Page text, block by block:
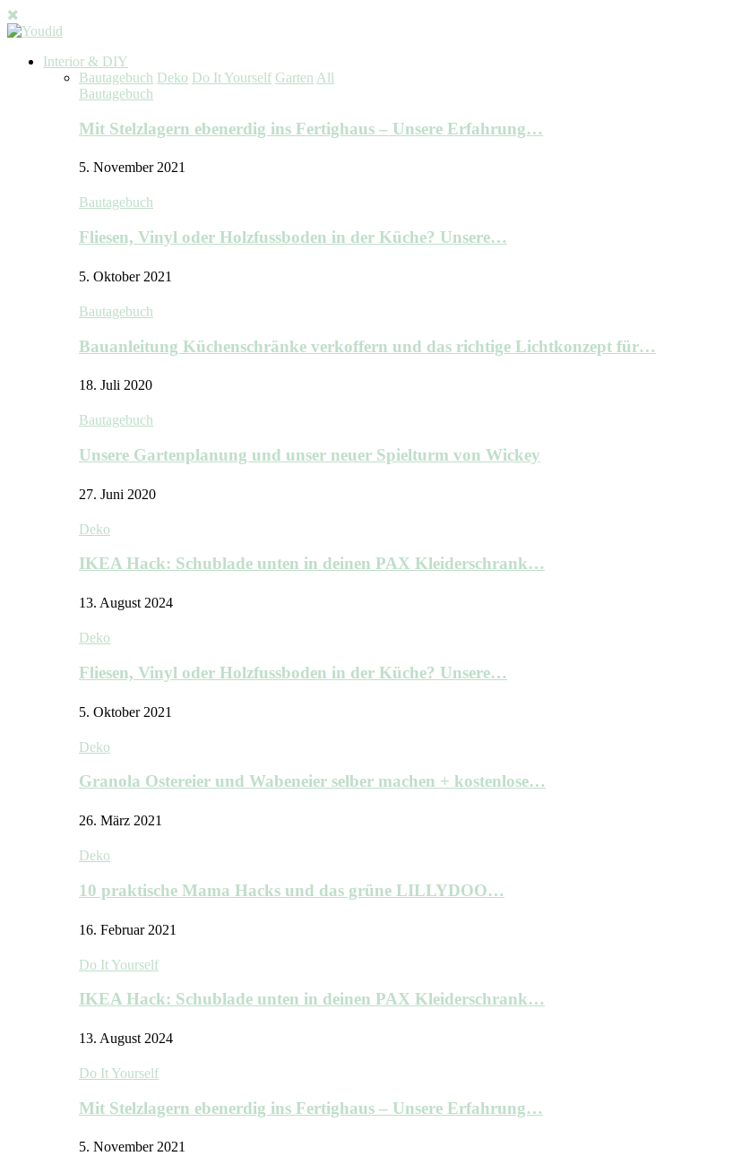
Interior & DIY
Bautagebuch Deko Do It Yourself Garten All
Bautagebuch
Mit Stelzlagern ebenerdig ins Fertighaus – Unsere Erfahrung…
5. November 2021
Bautagebuch
Fliesen, Vinyl oder Holzfussboden in der Küche? Unsere…
5. Oktober 2021
Bautagebuch
Bauanleitung Küchenschränke verkoffern und das richtige Lichtkonzept für…
18. Juli 2020
Bautagebuch
Unsere Gartenplanung und unser neuer Spielturm von Wickey
27. Juni 2020
Deko
IKEA Hack: Schublade unten in deinen PAX Kleiderschrank…
13. August 2024
Deko
Fliesen, Vinyl oder Holzfussboden in der Küche? Unsere…
5. Oktober 2021
Deko
Granola Ostereier und Wabeneier selber machen + kostenlose…
26. März 2021
Deko
10 praktische Mama Hacks und das grüne LILLYDOO…
16. Februar 2021
Do It Yourself
IKEA Hack: Schublade unten in deinen PAX Kleiderschrank…
13. August 2024
Do It Yourself
Mit Stelzlagern ebenerdig ins Fertighaus – Unsere Erfahrung…
5. November 2021